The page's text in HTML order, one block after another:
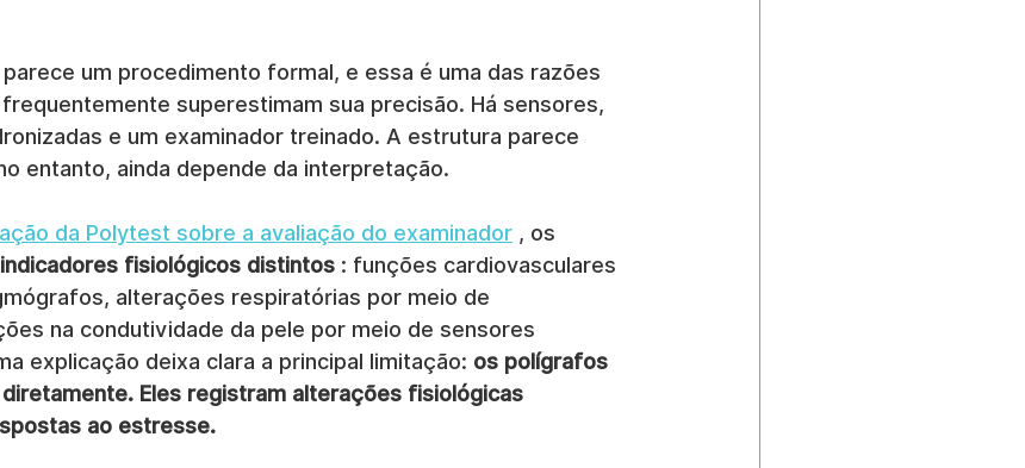
um procedimento formal, e essa é uma das razões
superestimam sua precisão. Há sensores,
e um examinador treinado. A estrutura parece
entanto, ainda depende da interpretação.
da Polytest sobre a avaliação do examinador , os
fisiológicos distintos : funções cardiovasculares
alterações respiratórias por meio de
na condutividade da pele por meio de sensores
explicação deixa clara a principal limitação: os polígrafos
Eles registram alterações fisiológicas
ao estresse.